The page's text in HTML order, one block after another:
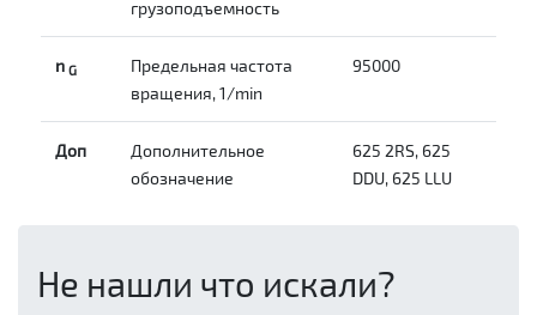
грузоподъемность
n G
Предельная частота
вращения, 1/min
95000
Доп
Дополнительное
обозначение
625 2RS, 625
DDU, 625 LLU
Не нашли что искали?